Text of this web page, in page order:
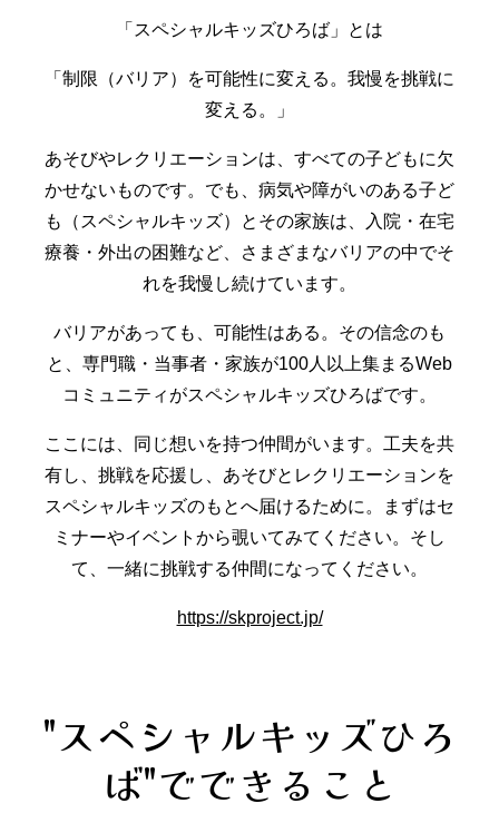
「スペシャルキッズひろば」とは
「制限（バリア）を可能性に変える。我慢を挑戦に
変える。」
あそびやレクリエーションは、すべての子どもに欠
かせないものです。でも、病気や障がいのある子ど
も（スペシャルキッズ）とその家族は、入院・在宅
療養・外出の困難など、さまざまなバリアの中でそ
れを我慢し続けています。
バリアがあっても、可能性はある。その信念のも
と、専門職・当事者・家族が100人以上集まるWeb
コミュニティがスペシャルキッズひろばです。
ここには、同じ想いを持つ仲間がいます。工夫を共
有し、挑戦を応援し、あそびとレクリエーションを
スペシャルキッズのもとへ届けるために。まずはセ
ミナーやイベントから覗いてみてください。そし
て、一緒に挑戦する仲間になってください。
https://skproject.jp/
"スペシャルキッズひろ
ば"でできること